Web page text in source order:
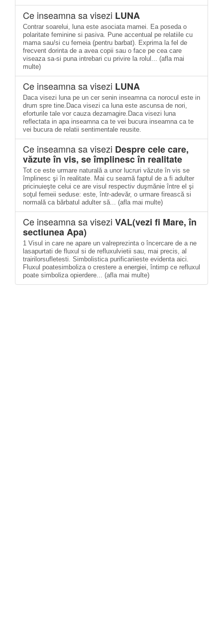
Ce inseamna sa visezi LUNA
Contrar soarelui, luna este asociata mamei. Ea poseda o
polaritate feminine si pasiva. Pune accentual pe relatiile cu
mama sau/si cu femeia (pentru barbat). Exprima la fel de
frecvent dorinta de a avea copii sau o face pe cea care
viseaza sa-si puna intrebari cu privire la rolul... (afla mai
multe)
Ce inseamna sa visezi LUNA
Daca visezi luna pe un cer senin inseamna ca norocul este in
drum spre tine.Daca visezi ca luna este ascunsa de nori,
eforturile tale vor cauza dezamagire.Daca visezi luna
reflectata in apa inseamna ca te vei bucura inseamna ca te
vei bucura de relatii sentimentale reusite.
Ce inseamna sa visezi Despre cele care,
văzute în vis, se împlinesc în realitate
Tot ce este urmare naturală a unor lucruri văzute în vis se
împlinesc şi în realitate. Mai cu seamă faptul de a fi adulter
pricinuieşte celui ce are visul respectiv duşmănie între el şi
soţul femeii seduse: este, într-adevăr, o urmare firească si
normală ca bărbatul adulter să... (afla mai multe)
Ce inseamna sa visezi VAL(vezi fi Mare, în
sectiunea Apa)
1 Visul in care ne apare un valreprezinta o încercare de a ne
lasapurtati de fluxul si de refluxulvietii sau, mai precis, al
trairilorsufletesti. Simbolistica purificariieste evidenta aici.
Fluxul poatesimboliza o crestere a energiei, întimp ce refluxul
poate simboliza opierdere... (afla mai multe)